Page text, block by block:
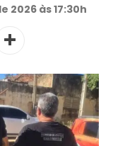
2026 às 17:30h